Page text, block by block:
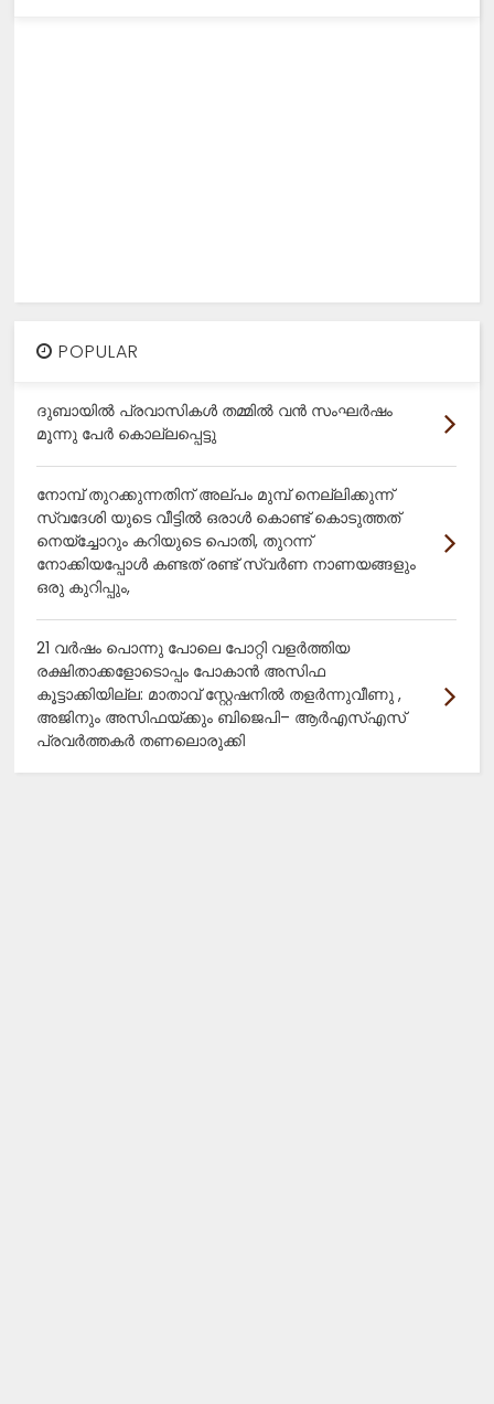
POPULAR
ദുബായിൽ പ്രവാസികൾ തമ്മിൽ വൻ സംഘർഷം
മൂന്നു പേർ കൊല്ലപ്പെട്ടു
നോമ്പ് തുറക്കുന്നതിന് അല്പം മുമ്പ് നെല്ലിക്കുന്ന്
സ്വദേശി യുടെ വീട്ടിൽ ഒരാൾ കൊണ്ട് കൊടുത്തത്
നെയ്ച്ചോറും കറിയുടെ പൊതി, തുറന്ന്
നോക്കിയപ്പോൾ കണ്ടത് രണ്ട് സ്വർണ നാണയങ്ങളും
ഒരു കുറിപ്പും,
21 വർഷം പൊന്നു പോലെ പോറ്റി വളർത്തിയ
രക്ഷിതാക്കളോടൊപ്പം പോകാൻ അസിഫ
കൂട്ടാക്കിയില്ല: മാതാവ് സ്റ്റേഷനിൽ തളർന്നുവീണു ,
അജിനും അസിഫയ്ക്കും ബിജെപി– ആർഎസ്എസ്
പ്രവർത്തകർ തണലൊരുക്കി